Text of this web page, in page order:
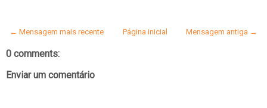
← Mensagem mais recente Mensagem antiga →
Página inicial
0 comments:
Enviar um comentário